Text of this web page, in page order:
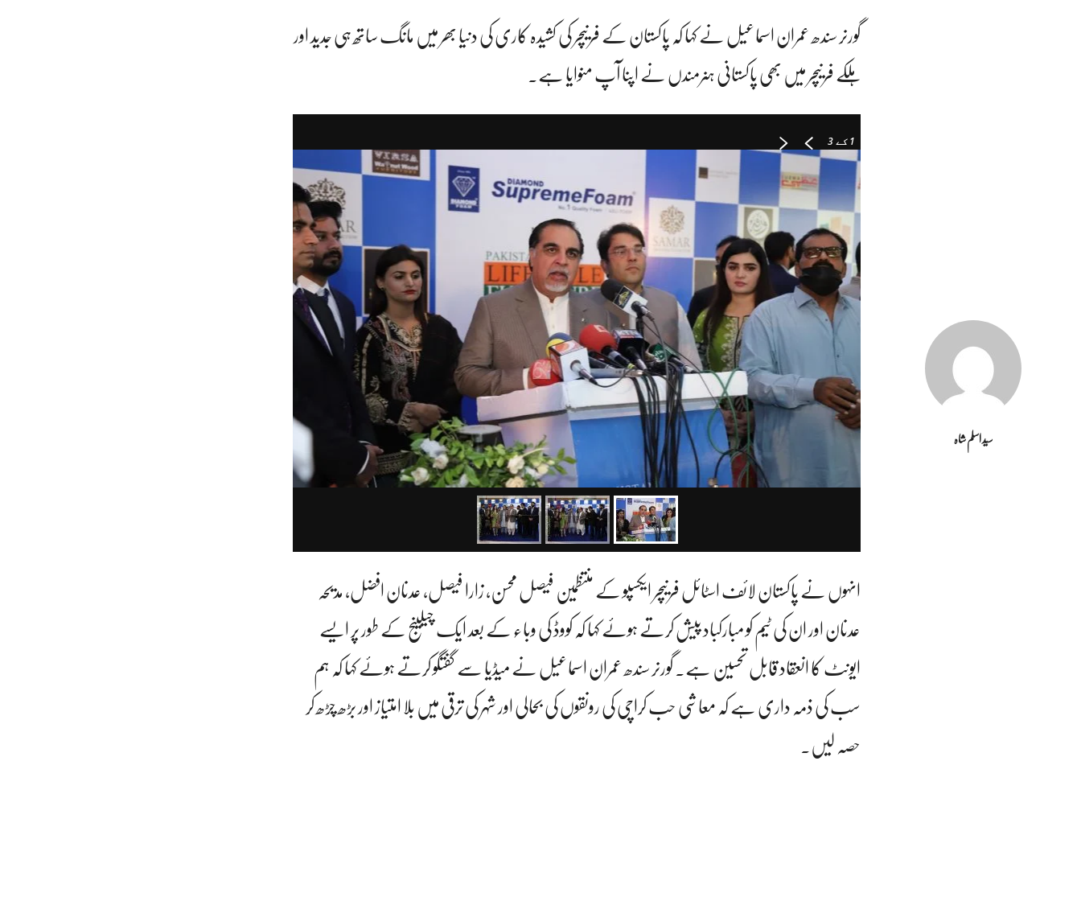
گورنر سندھ عمران اسماعیل نے کہا کہ پاکستان کے فرنیچر کی کشیدہ کاری کی دنیا بھر میں مانگ ساتھ ہی جدید اور
ہلکے فرنیچر میں بھی پاکستانی ہنرمندں نے اپنا آپ منوایا ہے۔
1کے 3
انہوں نے پاکستان لائف اسٹائل فرنیچر ایکسپو کے منتظمین فیصل محسن، زارا فیصل، عدنان افضل، مدیحہ
عدنان اور ان کی ٹیم کو مبارکباد پیش کرتے ہوئے کہا کہ کووڈ کی وباء کے بعد ایک چیلینج کے طور پر ایسے
ایونٹ کا انعقاد قابل تحسین ہے۔ گورنر سندھ عمران اسماعیل نے میڈیا سے گفتگو کرتے ہوئے کہا کہ ہم
سب کی ذمہ داری ہے کہ معاشی حب کراچی کی رونقوں کی بحالی اور شہر کی ترقی میں بلا امتیاز اور بڑھ چڑھ کر
حصہ لیں۔
سید اسلم شاہ